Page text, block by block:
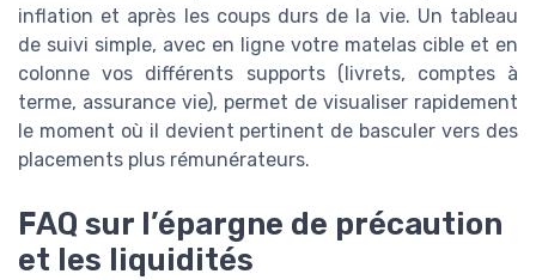
inflation et après les coups durs de la vie. Un tableau
de suivi simple, avec en ligne votre matelas cible et en
colonne vos différents supports (livrets, comptes à
terme, assurance vie), permet de visualiser rapidement
le moment où il devient pertinent de basculer vers des
placements plus rémunérateurs.
FAQ sur l’épargne de précaution
et les liquidités